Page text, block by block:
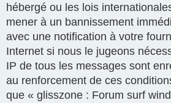
hébergé ou les lois
mener à un bannissement
avec une notification à votre
Internet si nous le jugeons
IP de tous les messages sont
au renforcement de ces
que « glisszone : Forum surf